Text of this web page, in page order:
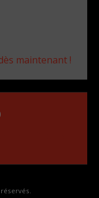
maintenant !